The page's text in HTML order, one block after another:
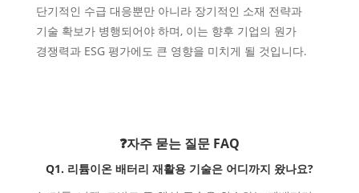
단기적인 수급 대응뿐만 아니라 장기적인 소재 전략과
기술 확보가 병행되어야 하며, 이는 향후 기업의 원가
경쟁력과 ESG 평가에도 큰 영향을 미치게 될 것입니다.
❓자주 묻는 질문 FAQ
Q1. 리튬이온 배터리 재활용 기술은 어디까지 왔나요?